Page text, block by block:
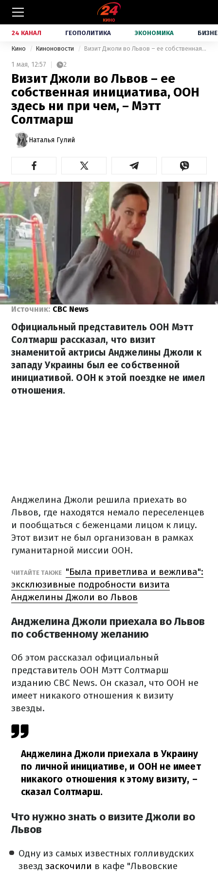
24 КАНАЛ ГЕОПОЛИТИКА ЭКОНОМИКА
Кино Киноновости Визит Джоли во Львов – ее собственная инициатива, ООН здесь ни при чем, – Мэтт Солтмарш
1 мая, 12:57 2
Визит Джоли во Львов – ее
собственная инициатива, ООН
здесь ни при чем, – Мэтт
Солтмарш
Наталья Гулий
Источник: CBC News
Официальный представитель ООН Мэтт
Солтмарш рассказал, что визит
знаменитой актрисы Анджелины Джоли к
западу Украины был ее собственной
инициативой. ООН к этой поездке не имел
отношения.
Анджелина Джоли решила приехать во
Львов, где находятся немало переселенцев
и пообщаться с беженцами лицом к лицу.
Этот визит не был организован в рамках
гуманитарной миссии ООН.
ЧИТАЙТЕ ТАКЖЕ "Была приветлива и вежлива":
эксклюзивные подробности визита
Анджелины Джоли во Львов
Анджелина Джоли приехала во Львов
по собственному желанию
Об этом рассказал официальный
представитель ООН Мэтт Солтмарш
изданию CBC News. Он сказал, что ООН не
имеет никакого отношения к визиту
звезды.
Анджелина Джоли приехала в Украину
по личной инициативе, и ООН не имеет
никакого отношения к этому визиту, –
сказал Солтмарш.
Что нужно знать о визите Джоли во
Львов
Одну из самых известных голливудских
звезд заскочили в кафе "Львовские